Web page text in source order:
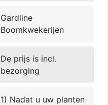
Gardline
Boomkwekerijen
De prijs is incl.
bezorging
1) Nadat u uw planten